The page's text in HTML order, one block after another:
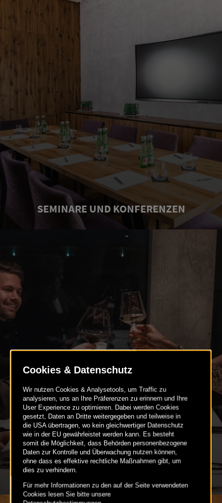
SEMINARE UND KONFERENZEN
GEBURTSTAGSFEIERN